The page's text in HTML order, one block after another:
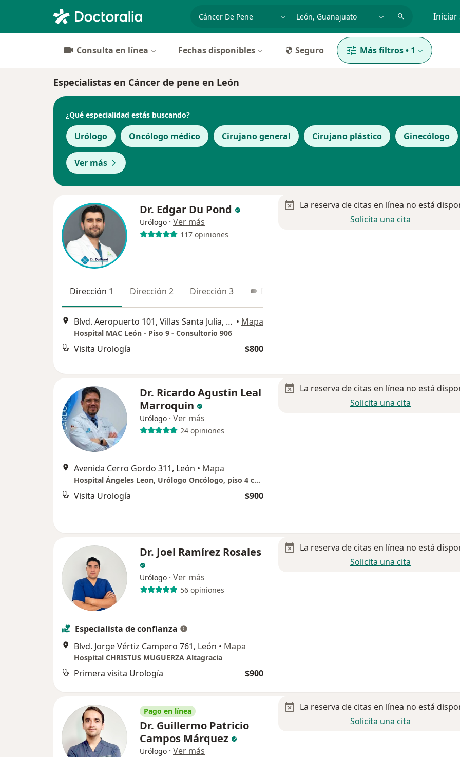
especialidad, enfermedad o nombre
p. ej. Guadalajara Iniciar
Consulta en línea Fechas disponibles Seguro Más filtros• 1
Especialistas en Cáncer de pene en León
¿Qué especialidad estás buscando?
Urólogo Oncólogo médico Cirujano general Cirujano plástico Ginecólogo
Ver más
Dr. Edgar Du Pond
Urólogo · Ver más
117 opiniones
Dirección 1 Dirección 2 Dirección 3
Blvd. Aeropuerto 101, Villas Santa Julia, León • Mapa
Hospital MAC León - Piso 9 - Consultorio 906
Visita Urología $800
La reserva de citas en línea no está
Solicita una cita
Dr. Ricardo Agustin Leal
Marroquin
Urólogo · Ver más
24 opiniones
Avenida Cerro Gordo 311, León • Mapa
Hospital Ángeles Leon, Urólogo Oncólogo, piso 4 consultorio 435
Visita Urología $900
La reserva de citas en línea no está
Solicita una cita
Dr. Joel Ramírez Rosales
Urólogo · Ver más
56 opiniones
Especialista de confianza
Blvd. Jorge Vértiz Campero 761, León • Mapa
Hospital CHRISTUS MUGUERZA Altagracia
Primera visita Urología $900
La reserva de citas en línea no está
Solicita una cita
Pago en línea
Dr. Guillermo Patricio
Campos Márquez
Urólogo · Ver más
La reserva de citas en línea no está
Solicita una cita